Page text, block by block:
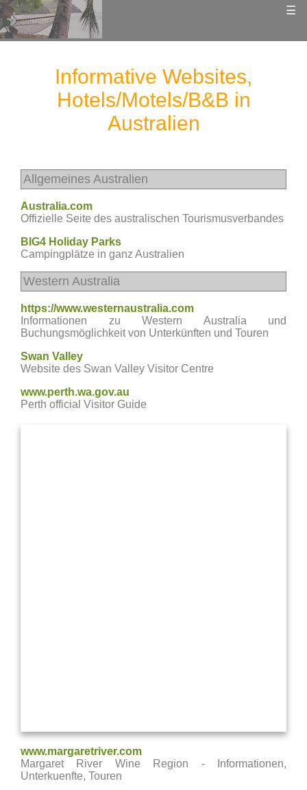
☰
Informative Websites,
Hotels/Motels/B&B in
Australien
Allgemeines Australien
Australia.com
Offizielle Seite des australischen Tourismusverbandes
BIG4 Holiday Parks
Campingplätze in ganz Australien
Western Australia
https://www.westernaustralia.com
Informationen zu Western Australia und
Buchungsmöglichkeit von Unterkünften und Touren
Swan Valley
Website des Swan Valley Visitor Centre
www.perth.wa.gov.au
Perth official Visitor Guide
www.margaretriver.com
Margaret River Wine Region - Informationen,
Unterkuenfte, Touren